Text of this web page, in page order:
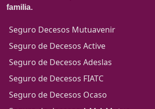
familia.
Seguro Decesos Mutuavenir
Seguro de Decesos Active
Seguro de Decesos Adeslas
Seguro de Decesos FIATC
Seguro de Decesos Ocaso